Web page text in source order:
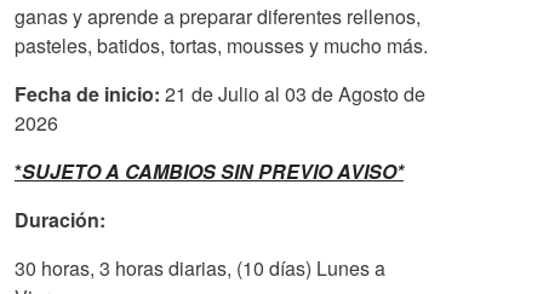
ganas y aprende a preparar diferentes rellenos,
pasteles, batidos, tortas, mousses y mucho más.
Fecha de inicio: 21 de Julio al 03 de Agosto de
2026
*SUJETO A CAMBIOS SIN PREVIO AVISO*
Duración:
30 horas, 3 horas diarias, (10 días) Lunes a